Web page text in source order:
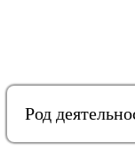
Род